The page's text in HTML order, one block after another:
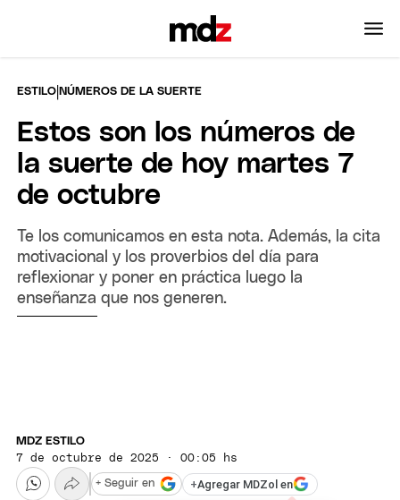
ESTILO |NÚMEROS DE LA SUERTE
Estos son los números de
la suerte de hoy martes 7
de octubre
Te los comunicamos en esta nota. Además, la cita
motivacional y los proverbios del día para
reflexionar y poner en práctica luego la
enseñanza que nos generen.
MDZ ESTILO
7 de octubre de 2025 · 00:05 hs
+Agregar MDZol en
+ Seguir en